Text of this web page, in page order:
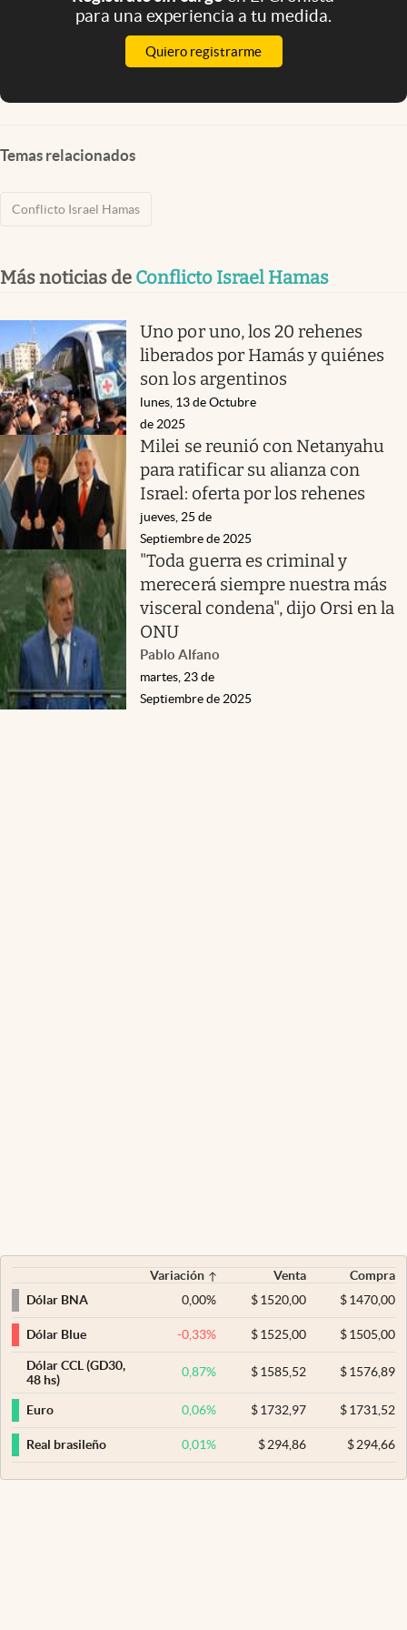
para una experiencia a tu medida.
Quiero registrarme
Temas relacionados
Conflicto Israel Hamas
Más noticias de Conflicto Israel Hamas
Uno por uno, los 20 rehenes
liberados por Hamás y quiénes
son los argentinos
lunes, 13 de Octubre
de 2025
Milei se reunió con Netanyahu
para ratificar su alianza con
Israel: oferta por los rehenes
jueves, 25 de
Septiembre de 2025
"Toda guerra es criminal y
merecerá siempre nuestra más
visceral condena", dijo Orsi en la
ONU
Pablo Alfano
martes, 23 de
Septiembre de 2025
Variación Venta
Compra
Dólar BNA
0,00% $ 1520,00 $1470,00
Dólar Blue -0,33% $ 1525,00 $1505,00
Dólar CCL (GD30,
48 hs)
0,87% $ 1585,52 $1576,89
Euro 0,06% $ 1732,97 $1731,52
Real brasileño 0,01% $ 294,86 $294,66